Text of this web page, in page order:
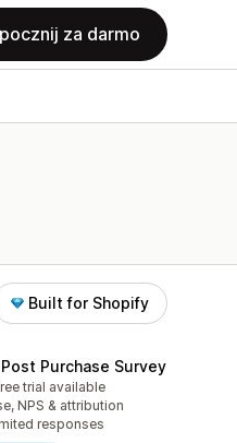
za darmo
Built for Shopify
Purchase Survey
recenzji: 182
trial available
NPS & attribution
responses